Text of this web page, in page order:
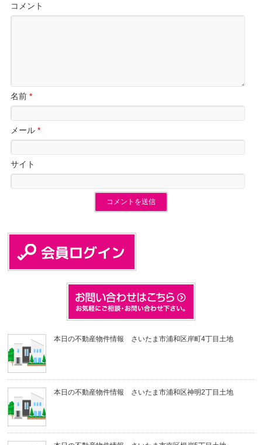
コメント
名前*
メール*
サイト
本日の不動産物件情報 さいたま市浦和区岸町4丁目土地
本日の不動産物件情報 さいたま市浦和区神明2丁目土地